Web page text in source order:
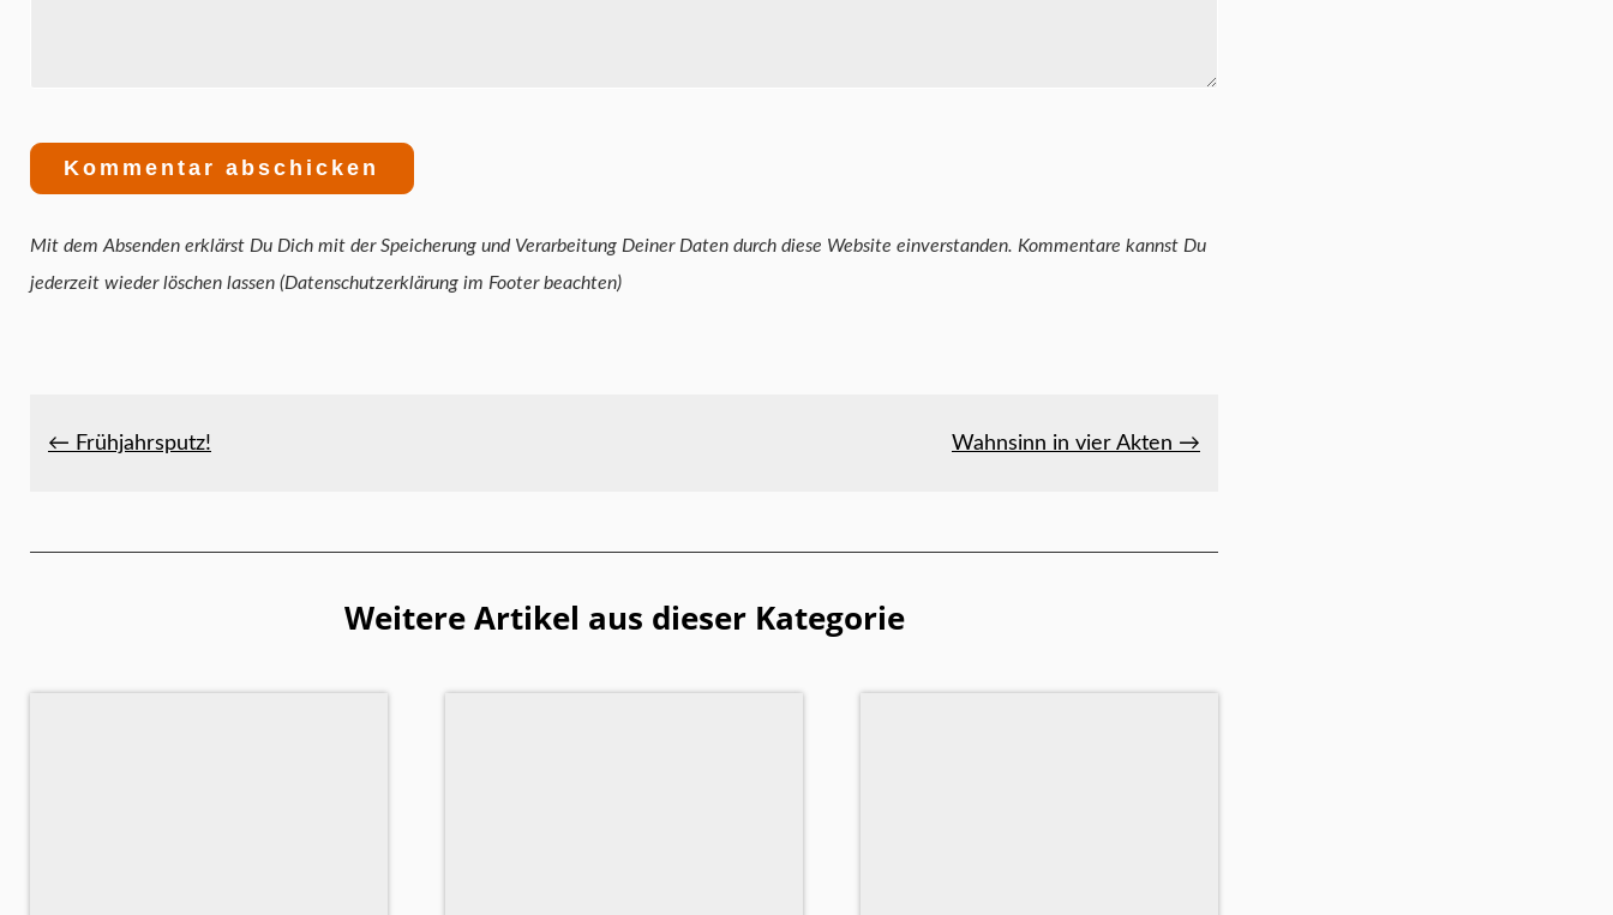
Mit dem Absenden erklärst Du Dich mit der Speicherung und Verarbeitung Deiner Daten durch diese Website einverstanden. Kommentare kannst Du
jederzeit wieder löschen lassen (Datenschutzerklärung im Footer beachten)
← Frühjahrsputz! Wahnsinn in vier Akten →
Weitere Artikel aus dieser Kategorie